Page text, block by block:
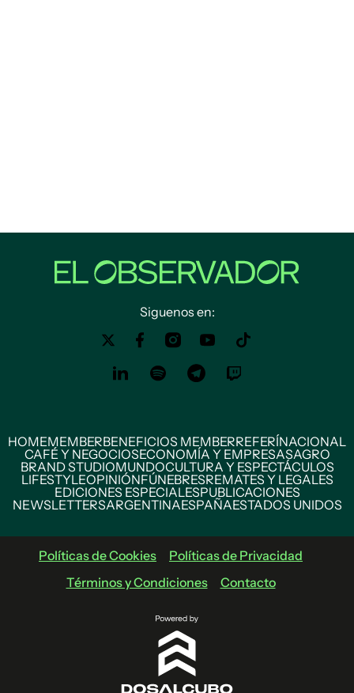
Siguenos en:
HOMEMEMBERBENEFICIOS MEMBERREFERÍNACIONAL
CAFÉ Y NEGOCIOSECONOMÍA Y EMPRESASAGRO
BRAND STUDIOMUNDOCULTURA Y ESPECTÁCULOS
LIFESTYLEOPINIÓNFÚNEBRESREMATES Y LEGALES
EDICIONES ESPECIALESPUBLICACIONES
NEWSLETTERSARGENTINAESPAÑAESTADOS UNIDOS
Políticas de Cookies
Políticas de Privacidad
Términos y Condiciones
Contacto